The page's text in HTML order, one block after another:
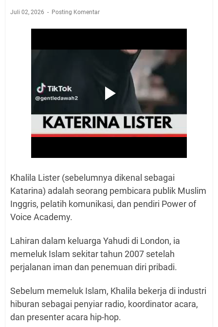
Juli 02, 2026 Posting Komentar
Khalila Lister (sebelumnya dikenal sebagai
Katarina) adalah seorang pembicara publik Muslim
Inggris, pelatih komunikasi, dan pendiri Power of
Voice Academy.
Lahiran dalam keluarga Yahudi di London, ia
memeluk Islam sekitar tahun 2007 setelah
perjalanan iman dan penemuan diri pribadi.
Sebelum memeluk Islam, Khalila bekerja di industri
hiburan sebagai penyiar radio, koordinator acara,
dan presenter acara hip-hop.